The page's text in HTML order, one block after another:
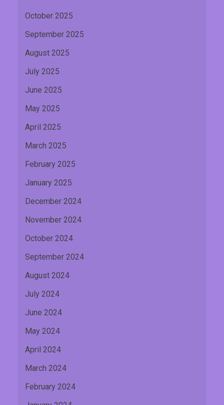
October 2025
September 2025
August 2025
July 2025
June 2025
May 2025
April 2025
March 2025
February 2025
January 2025
December 2024
November 2024
October 2024
September 2024
August 2024
July 2024
June 2024
May 2024
April 2024
March 2024
February 2024